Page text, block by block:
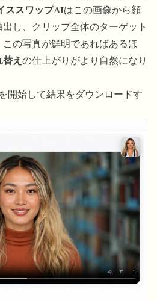
ススワップAIはこの画像から顔
し、クリップ全体のターゲット
の写真が鮮明であればあるほ
えの仕上がりがより自然になり
開始して結果をダウンロードす